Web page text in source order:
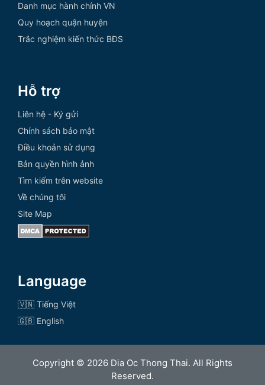
Danh mục hành chính VN
Quy hoạch quận huyện
Trắc nghiệm kiến thức BĐS
Hỗ trợ
Liên hệ - Ký gửi
Chính sách bảo mật
Điều khoản sử dụng
Bản quyền hình ảnh
Tìm kiếm trên website
Về chúng tôi
Site Map
Language
🇻🇳 Tiếng Việt
🇬🇧 English
Copyright © 2026 Dia Oc Thong Thai. All Rights
Reserved.